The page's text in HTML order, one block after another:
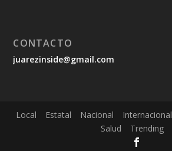
CONTACTO
juarezinside@gmail.com
Local Estatal Nacional Internacional
Salud
Trending